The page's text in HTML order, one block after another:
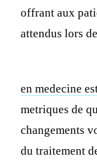
offrant aux
attendus lors
en medecine
metriques de
changements
du traitement